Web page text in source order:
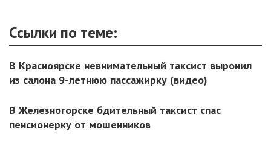
Ссылки по теме:
В Красноярске невнимательный таксист выронил
из салона 9-летнюю пассажирку (видео)
В Железногорске бдительный таксист спас
пенсионерку от мошенников